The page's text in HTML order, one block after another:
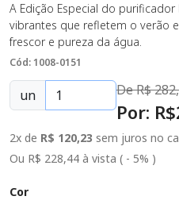
A Edição Especial do
vibrantes que refletem o verão
frescor e pureza da água.
Cód: 1008-0151
un De R$
Por: R$
2x de R$ 120,23 sem juros no
Ou R$ 228,44 à vista ( - 5% )
Cor